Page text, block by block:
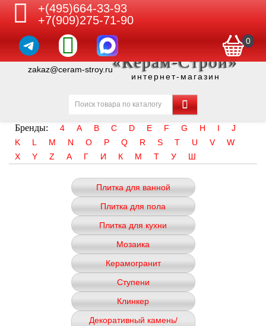
+(495)664-33-93
+7(909)275-71-90
0
zakaz@ceram-stroy.ru«Керам-Строй»
интернет-магазин
Бренды: 4 A B C D E F G H I
J
K
L M N O P Q R S T U V
W
X
Y Z А Г И К М Т У Ш
Плитка для ванной
Плитка для пола
Плитка для кухни
Мозаика
Керамогранит
Ступени
Клинкер
Декоративный камень/